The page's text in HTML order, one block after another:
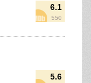
6.1
550
5.6